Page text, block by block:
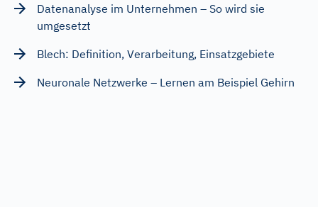
Datenanalyse im Unternehmen – So wird sie
umgesetzt
Blech: Definition, Verarbeitung, Einsatzgebiete
Neuronale Netzwerke – Lernen am Beispiel Gehirn